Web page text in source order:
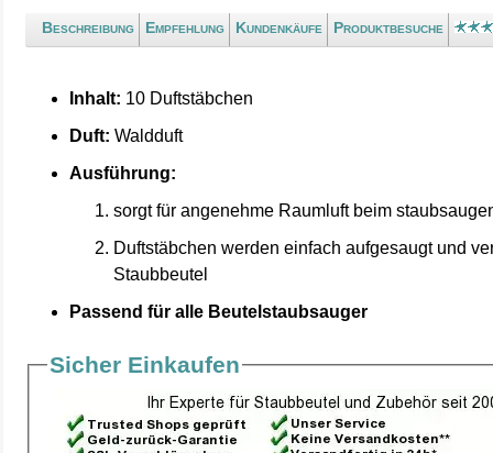
Beschreibung Empfehlung Kundenkäufe Produktbesuche
Inhalt: 10 Duftstäbchen
Duft: Waldduft
Ausführung:
sorgt für angenehme Raumluft beim
Duftstäbchen werden einfach aufgesaugt und
Staubbeutel
Passend für alle Beutelstaubsauger
Sicher Einkaufen